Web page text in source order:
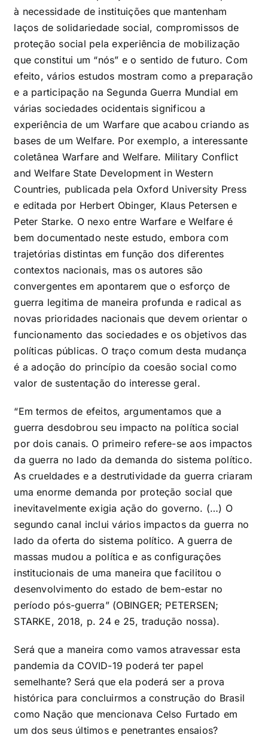
à necessidade de instituições que mantenham
laços de solidariedade social, compromissos de
proteção social pela experiência de mobilização
que constitui um “nós” e o sentido de futuro. Com
efeito, vários estudos mostram como a preparação
e a participação na Segunda Guerra Mundial em
várias sociedades ocidentais significou a
experiência de um Warfare que acabou criando as
bases de um Welfare. Por exemplo, a interessante
coletânea Warfare and Welfare. Military Conflict
and Welfare State Development in Western
Countries, publicada pela Oxford University Press
e editada por Herbert Obinger, Klaus Petersen e
Peter Starke. O nexo entre Warfare e Welfare é
bem documentado neste estudo, embora com
trajetórias distintas em função dos diferentes
contextos nacionais, mas os autores são
convergentes em apontarem que o esforço de
guerra legitima de maneira profunda e radical as
novas prioridades nacionais que devem orientar o
funcionamento das sociedades e os objetivos das
políticas públicas. O traço comum desta mudança
é a adoção do princípio da coesão social como
valor de sustentação do interesse geral.
“Em termos de efeitos, argumentamos que a
guerra desdobrou seu impacto na política social
por dois canais. O primeiro refere-se aos impactos
da guerra no lado da demanda do sistema político.
As crueldades e a destrutividade da guerra criaram
uma enorme demanda por proteção social que
inevitavelmente exigia ação do governo. (…) O
segundo canal inclui vários impactos da guerra no
lado da oferta do sistema político. A guerra de
massas mudou a política e as configurações
institucionais de uma maneira que facilitou o
desenvolvimento do estado de bem-estar no
período pós-guerra” (OBINGER; PETERSEN;
STARKE, 2018, p. 24 e 25, tradução nossa).
Será que a maneira como vamos atravessar esta
pandemia da COVID-19 poderá ter papel
semelhante? Será que ela poderá ser a prova
histórica para concluirmos a construção do Brasil
como Nação que mencionava Celso Furtado em
um dos seus últimos e penetrantes ensaios?